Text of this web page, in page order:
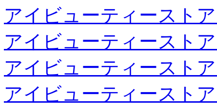
アイビューティースト
アイビューティースト
アイビューティースト
アイビューティースト